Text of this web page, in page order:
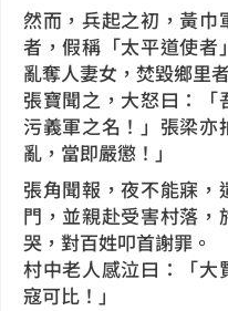
然而，兵起之初，黃巾
者，假稱「太平道使者
亂奪人妻女，焚毀鄉里
張寶聞之，大怒曰：
污義軍之名！」張梁
亂，當即嚴懲！」
張角聞報，夜不能寐
門，並親赴受害村落
哭，對百姓叩首謝罪。
村中老人感泣曰：「大
寇可比！」